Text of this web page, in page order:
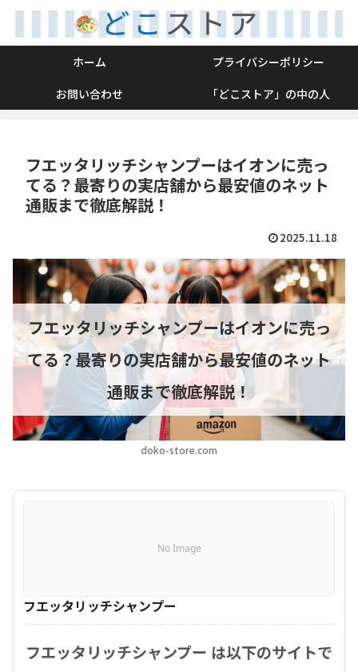
ホーム
プライバシーポリシー
お問い合わせ
「どこストア」の中の人
フエッタリッチシャンプーはイオンに売っ
てる？最寄りの実店舗から最安値のネット
通販まで徹底解説！
2025.11.18
doko-store.com
フエッタリッチシャンプーはイオンに売っ
てる？最寄りの実店舗から最安値のネット
通販まで徹底解説！
No Image
フエッタリッチシャンプー
フエッタリッチシャンプー は以下のサイトで